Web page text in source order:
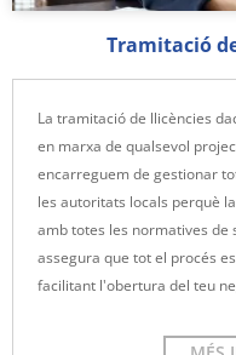
Tramitació
La tramitació de llicències
en marxa de qualsevol
encarreguem de gestionar
les autoritats locals perquè
amb totes les normatives de
assegura que tot el procés
facilitant l'obertura del teu